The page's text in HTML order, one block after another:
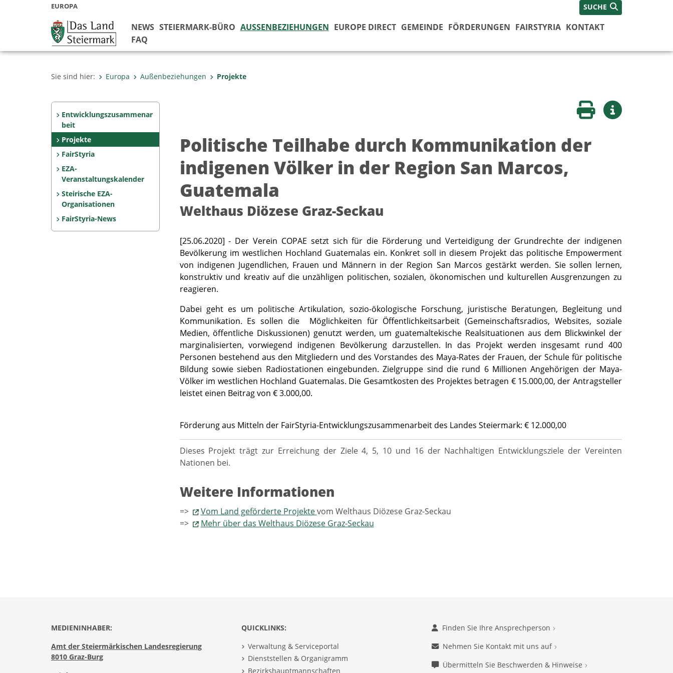
EUROPA SUCHE
NEWS STEIERMARK-BÜRO AUSSENBEZIEHUNGEN EUROPE DIRECT GEMEINDE FÖRDERUNGEN FAIRSTYRIA KONTAKT
FAQ
Sie sind hier: Europa Außenbeziehungen Projekte
Entwicklungszusammenar
beit
Projekte
FairStyria
EZA-
Veranstaltungskalender
Steirische EZA-
Organisationen
FairStyria-News
Seite druckenWeitere Infos
Politische Teilhabe durch Kommunikation der
indigenen Völker in der Region San Marcos,
Guatemala
Welthaus Diözese Graz-Seckau
[25.06.2020] - Der Verein COPAE setzt sich für die Förderung und Verteidigung der Grundrechte der indigenen
Bevölkerung im westlichen Hochland Guatemalas ein. Konkret soll in diesem Projekt das politische Empowerment
von indigenen Jugendlichen, Frauen und Männern in der Region San Marcos gestärkt werden. Sie sollen lernen,
konstruktiv und kreativ auf die unzähligen politischen, sozialen, ökonomischen und kulturellen Ausgrenzungen zu
reagieren.
Dabei geht es um politische Artikulation, sozio-ökologische Forschung, juristische Beratungen, Begleitung und
Kommunikation. Es sollen die Möglichkeiten für Öffentlichkeitsarbeit (Gemeinschaftsradios, Websites, soziale
Medien, öffentliche Diskussionen) genutzt werden, um guatemaltekische Realsituationen aus dem Blickwinkel der
marginalisierten, vorwiegend indigenen Bevölkerung darzustellen. In das Projekt werden insgesamt rund 400
Personen bestehend aus den Mitgliedern und des Vorstandes des Maya-Rates der Frauen, der Schule für politische
Bildung sowie sieben Radiostationen eingebunden. Zielgruppe sind die rund 6 Millionen Angehörigen der Maya-
Völker im westlichen Hochland Guatemalas. Die Gesamtkosten des Projektes betragen € 15.000,00, der Antragsteller
leistet einen Beitrag von € 3.000,00.
Förderung aus Mitteln der FairStyria-Entwicklungszusammenarbeit des Landes Steiermark: € 12.000,00
Dieses Projekt trägt zur Erreichung der Ziele 4, 5, 10 und 16 der Nachhaltigen Entwicklungsziele der Vereinten
Nationen bei.
Weitere Informationen
=> Vom Land geförderte Projektevom Welthaus Diözese Graz-Seckau
=>
Mehr über das Welthaus Diözese Graz-Seckau
MEDIENINHABER:
Amt der Steiermärkischen Landesregierung
8010 Graz-Burg
QUICKLINKS:
Verwaltung & Serviceportal
Dienststellen & Organigramm
Bezirkshauptmannschaften
Finden Sie Ihre Ansprechperson
Nehmen Sie Kontakt mit uns auf
Übermitteln Sie Beschwerden & Hinweise